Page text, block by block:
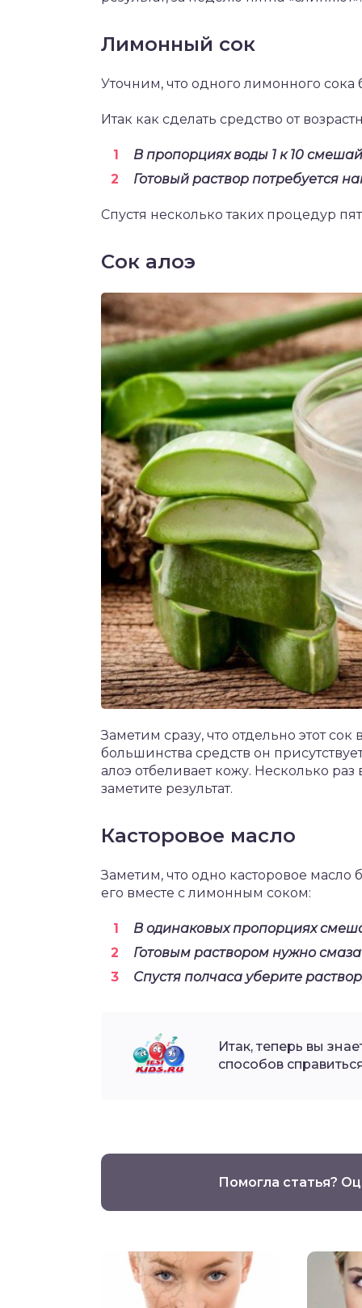
Лимонный сок
Уточним, что одного лимонного сока
Итак как сделать средство от
В пропорциях воды 1 к 10
Готовый раствор потребуется
Спустя несколько таких процедур
Сок алоэ
Заметим сразу, что отдельно этот
большинства средств он
алоэ отбеливает кожу. Несколько
заметите результат.
Касторовое масло
Заметим, что одно касторовое масло
его вместе с лимонным соком:
В одинаковых пропорциях
Готовым раствором нужно
Спустя полчаса уберите
Итак, теперь вы
способов
Помогла статья?